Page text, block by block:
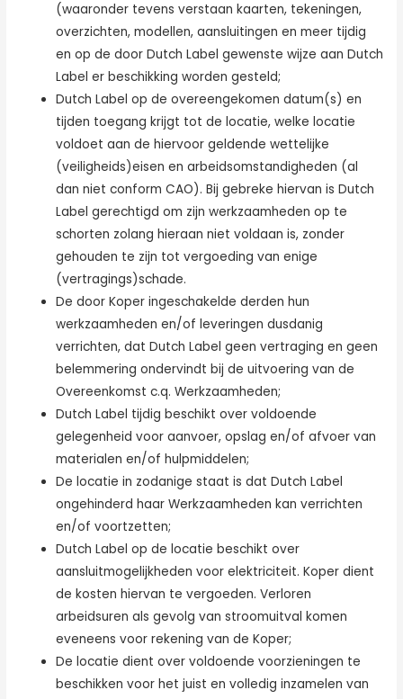
(waaronder tevens verstaan kaarten, tekeningen,
overzichten, modellen, aansluitingen en meer tijdig
en op de door Dutch Label gewenste wijze aan Dutch
Label er beschikking worden gesteld;
Dutch Label op de overeengekomen datum(s) en
tijden toegang krijgt tot de locatie, welke locatie
voldoet aan de hiervoor geldende wettelijke
(veiligheids)eisen en arbeidsomstandigheden (al
dan niet conform CAO). Bij gebreke hiervan is Dutch
Label gerechtigd om zijn werkzaamheden op te
schorten zolang hieraan niet voldaan is, zonder
gehouden te zijn tot vergoeding van enige
(vertragings)schade.
De door Koper ingeschakelde derden hun
werkzaamheden en/of leveringen dusdanig
verrichten, dat Dutch Label geen vertraging en geen
belemmering ondervindt bij de uitvoering van de
Overeenkomst c.q. Werkzaamheden;
Dutch Label tijdig beschikt over voldoende
gelegenheid voor aanvoer, opslag en/of afvoer van
materialen en/of hulpmiddelen;
De locatie in zodanige staat is dat Dutch Label
ongehinderd haar Werkzaamheden kan verrichten
en/of voortzetten;
Dutch Label op de locatie beschikt over
aansluitmogelijkheden voor elektriciteit. Koper dient
de kosten hiervan te vergoeden. Verloren
arbeidsuren als gevolg van stroomuitval komen
eveneens voor rekening van de Koper;
De locatie dient over voldoende voorzieningen te
beschikken voor het juist en volledig inzamelen van